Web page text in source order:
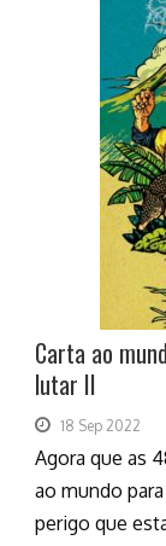
Carta ao
lutar II
18 Sep 2022
Agora que as
ao mundo
perigo que